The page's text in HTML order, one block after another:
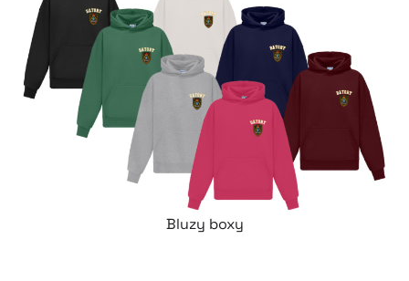
Bluzy boxy